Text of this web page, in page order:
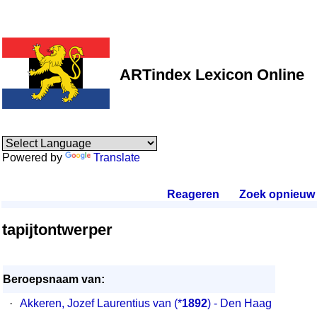
ARTindex Lexicon Online
Powered by Translate
Reageren Zoek opnieuw.
tapijtontwerper
Beroepsnaam van:
·
Akkeren, Jozef Laurentius van (*1892) - Den Haag